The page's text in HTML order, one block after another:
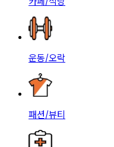
운동/오락
패션/뷰티